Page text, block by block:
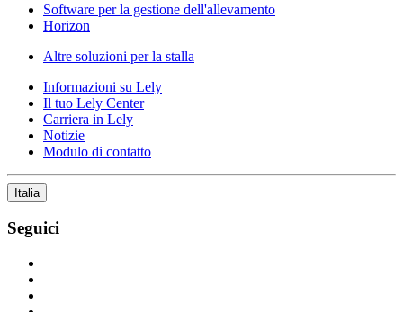
Software per la gestione dell'allevamento
Horizon
Altre soluzioni per la stalla
Informazioni su Lely
Il tuo Lely Center
Carriera in Lely
Notizie
Modulo di contatto
Italia
Seguici